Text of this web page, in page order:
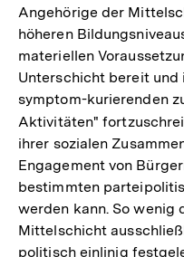
Angehörige der
höheren
materiellen
Unterschicht bereit und
symptom-kurierenden
Aktivitäten"
ihrer sozialen
Engagement von
bestimmten
werden kann. So wenig
Mittelschicht
politisch einlinig